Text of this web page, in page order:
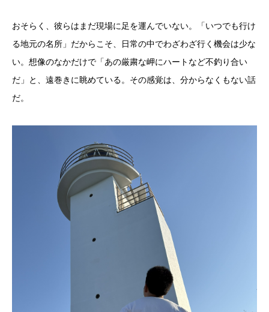
おそらく、彼らはまだ現場に足を運んでいない。「いつでも行け
る地元の名所」だからこそ、日常の中でわざわざ行く機会は少な
い。想像のなかだけで「あの厳粛な岬にハートなど不釣り合い
だ」と、遠巻きに眺めている。その感覚は、分からなくもない話
だ。